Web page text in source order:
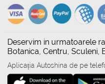
Deservim in urmatoarele
Botanica, Centru, Sculeni,
Aplicația Autoshina de pe